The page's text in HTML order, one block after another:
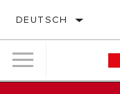
DEUTSCH